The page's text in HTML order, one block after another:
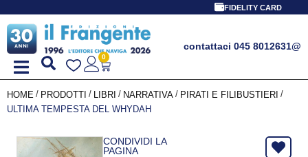
FIDELITY CARD
contattaci 045 8012631@
0
HOME / PRODOTTI / LIBRI / NARRATIVA / PIRATI E FILIBUSTIERI /
ULTIMA TEMPESTA DEL WHYDAH
CONDIVIDI LA
PAGINA